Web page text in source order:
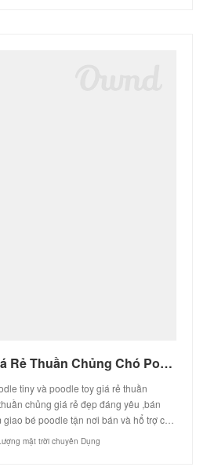
Bán Chó Poodle Giá Rẻ Thuần Chủng Chó Poodle Đẹp
tiny và poodle toy giá rẻ thuần
chủng giá rẻ đẹp đáng yêu ,bán
bé poodle tận nơi bán và hổ trợ c…
mặt trời chuyên Dụng